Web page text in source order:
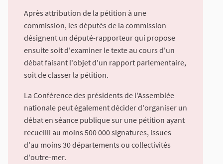
Après attribution de la pétition à une
commission, les députés de la commission
désignent un député-rapporteur qui propose
ensuite soit d'examiner le texte au cours d'un
débat faisant l'objet d'un rapport parlementaire,
soit de classer la pétition.
La Conférence des présidents de l'Assemblée
nationale peut également décider d'organiser un
débat en séance publique sur une pétition ayant
recueilli au moins 500 000 signatures, issues
d'au moins 30 départements ou collectivités
d'outre-mer.